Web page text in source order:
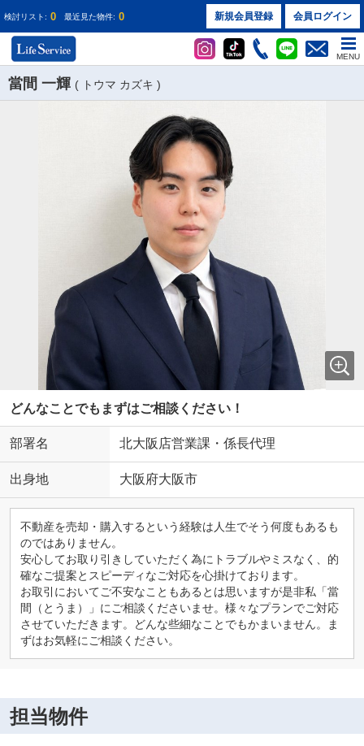
検討リスト: 0 最近見た物件: 0 新規会員登録 会員ログイン
MENU
當間 一輝 ( トウマ カズキ )
どんなことでもまずはご相談ください！
部署名 北大阪店営業課・係長代理
出身地 大阪府大阪市
不動産を売却・購入するという経験は人生でそう何度もあるも
のではありません。
安心してお取り引きしていただく為にトラブルやミスなく、的
確なご提案とスピーディなご対応を心掛けております。
お取引においてご不安なこともあるとは思いますが是非私「當
間（とうま）」にご相談くださいませ。様々なプランでご対応
させていただきます。どんな些細なことでもかまいません。ま
ずはお気軽にご相談ください。
担当物件